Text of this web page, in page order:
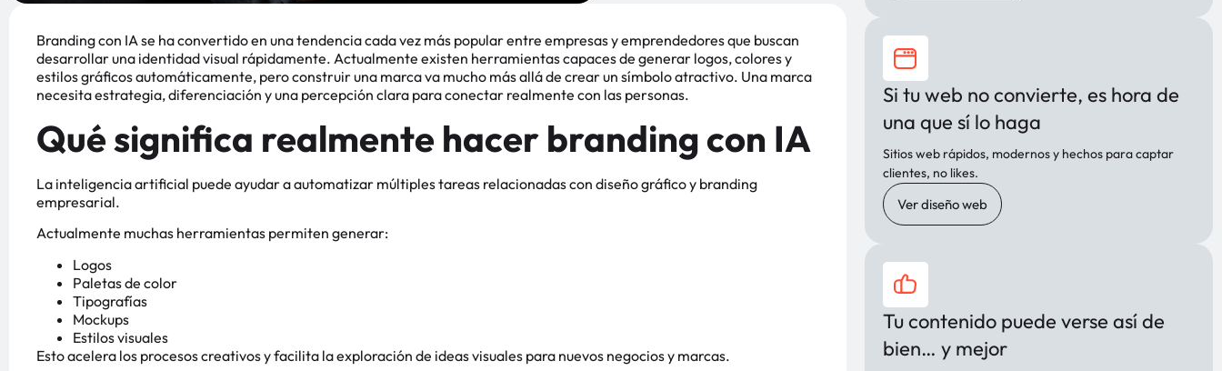
Branding con IA se ha convertido en una tendencia cada vez más popular entre empresas y emprendedores que buscan
desarrollar una identidad visual rápidamente. Actualmente existen herramientas capaces de generar logos, colores y
estilos gráficos automáticamente, pero construir una marca va mucho más allá de crear un símbolo atractivo. Una marca
necesita estrategia, diferenciación y una percepción clara para conectar realmente con las personas.
Qué significa realmente hacer branding con IA
La inteligencia artificial puede ayudar a automatizar múltiples tareas relacionadas con diseño gráfico y branding
empresarial.
Actualmente muchas herramientas permiten generar:
Logos
Paletas de color
Tipografías
Mockups
Estilos visuales
Esto acelera los procesos creativos y facilita la exploración de ideas visuales para nuevos negocios y marcas.
Si tu web no convierte, es hora de
una que sí lo haga
Sitios web rápidos, modernos y hechos para captar
clientes, no likes.
Ver diseño web
Tu contenido puede verse así de
bien… y mejor